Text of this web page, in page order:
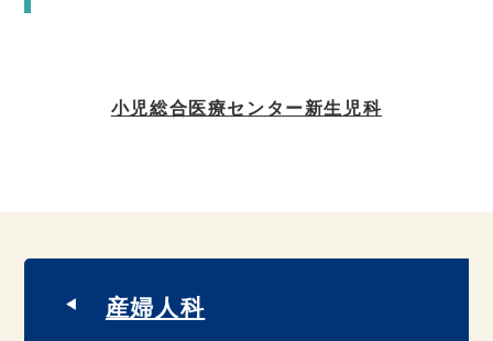
小児総合医療センター新生児科
産婦人科